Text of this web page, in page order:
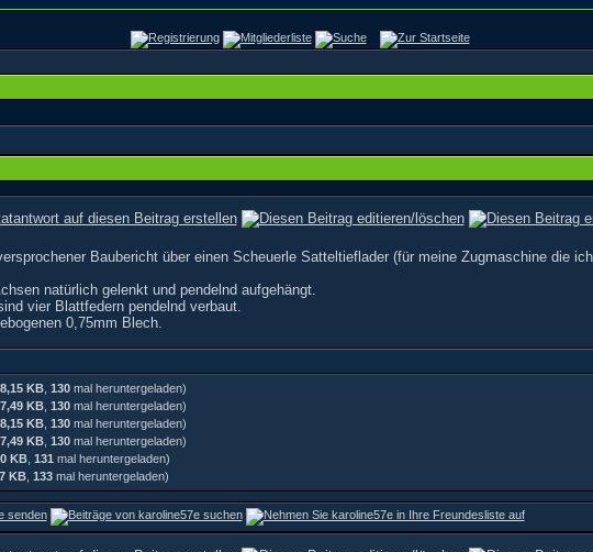
Baubericht über einen Scheuerle Satteltieflader (für meine Zugmaschine die
natürlich gelenkt und pendelnd aufgehängt.
vier Blattfedern pendelnd verbaut.
0,75mm Blech.
KB 130 mal heruntergeladen)
KB 130 mal heruntergeladen)
KB 130 mal heruntergeladen)
KB 130 mal heruntergeladen)
KB 131 mal heruntergeladen)
KB 133 mal heruntergeladen)